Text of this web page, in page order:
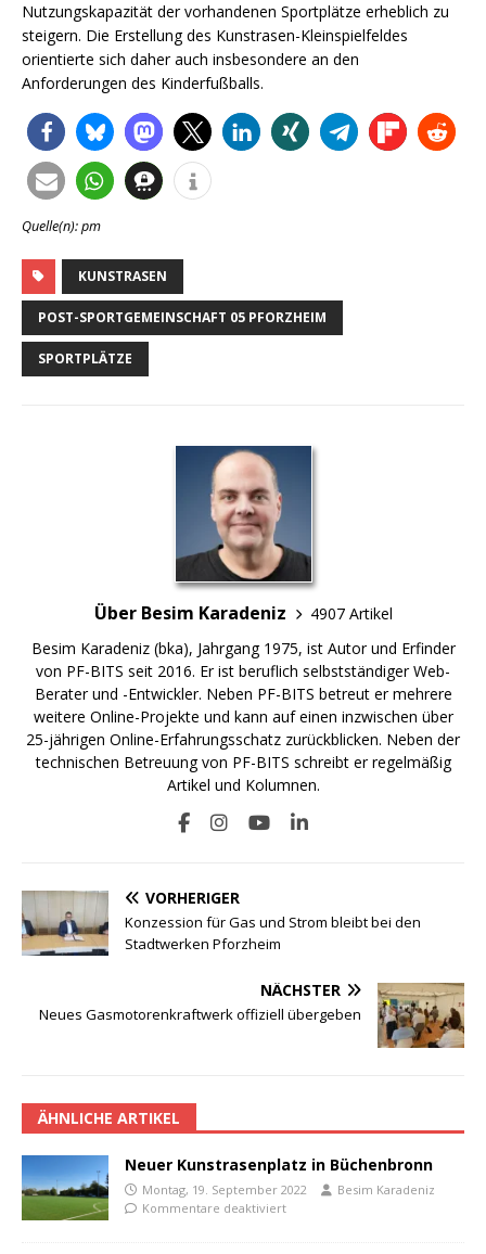
Nutzungskapazität der vorhandenen Sportplätze erheblich zu
steigern. Die Erstellung des Kunstrasen-Kleinspielfeldes
orientierte sich daher auch insbesondere an den
Anforderungen des Kinderfußballs.
Quelle(n): pm
KUNSTRASEN
POST-SPORTGEMEINSCHAFT 05 PFORZHEIM
SPORTPLÄTZE
Über Besim Karadeniz
4907 Artikel
Besim Karadeniz (bka), Jahrgang 1975, ist Autor und Erfinder
von PF-BITS seit 2016. Er ist beruflich selbstständiger Web-
Berater und -Entwickler. Neben PF-BITS betreut er mehrere
weitere Online-Projekte und kann auf einen inzwischen über
25-jährigen Online-Erfahrungsschatz zurückblicken. Neben der
technischen Betreuung von PF-BITS schreibt er regelmäßig
Artikel und Kolumnen.
VORHERIGER
Konzession für Gas und Strom bleibt bei den
Stadtwerken Pforzheim
NÄCHSTER
Neues Gasmotorenkraftwerk offiziell übergeben
ÄHNLICHE ARTIKEL
Neuer Kunstrasenplatz in Büchenbronn
Montag, 19. September 2022
Besim Karadeniz
Kommentare deaktiviert